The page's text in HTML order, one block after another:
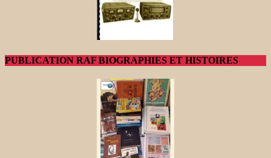
PUBLICATION RAF BIOGRAPHIES ET HISTOIRES